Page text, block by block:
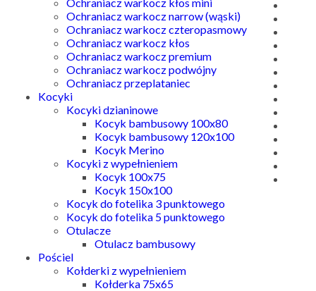
Ochraniacz warkocz narrow (wąski)
Ochraniacz warkocz czteropasmowy
Ochraniacz warkocz kłos
Ochraniacz warkocz premium
Ochraniacz warkocz podwójny
Ochraniacz przeplataniec
Kocyki
Kocyki dzianinowe
Kocyk bambusowy 100x80
Kocyk bambusowy 120x100
Kocyk Merino
Kocyki z wypełnieniem
Kocyk 100x75
Kocyk 150x100
Kocyk do fotelika 3 punktowego
Kocyk do fotelika 5 punktowego
Otulacze
Otulacz bambusowy
Pościel
Kołderki z wypełnieniem
Kołderka 75x65